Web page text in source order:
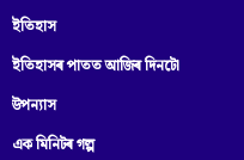
ইতিহাস
ইতিহাসৰ পাতত আজিৰ দিনটো
উপন্যাস
এক মিনিটৰ গল্প